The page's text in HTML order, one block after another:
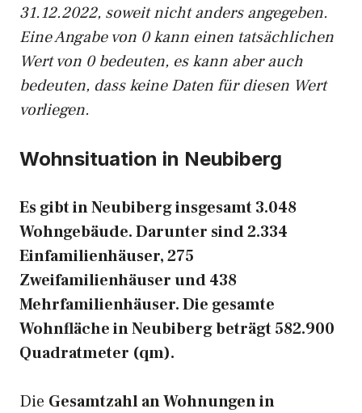
31.12.2022, soweit nicht anders angegeben.
Eine Angabe von 0 kann einen tatsächlichen
Wert von 0 bedeuten, es kann aber auch
bedeuten, dass keine Daten für diesen Wert
vorliegen.
Wohnsituation in Neubiberg
Es gibt in Neubiberg insgesamt 3.048
Wohngebäude. Darunter sind 2.334
Einfamilienhäuser, 275
Zweifamilienhäuser und 438
Mehrfamilienhäuser. Die gesamte
Wohnfläche in Neubiberg beträgt 582.900
Quadratmeter (qm).
Die Gesamtzahl an Wohnungen in